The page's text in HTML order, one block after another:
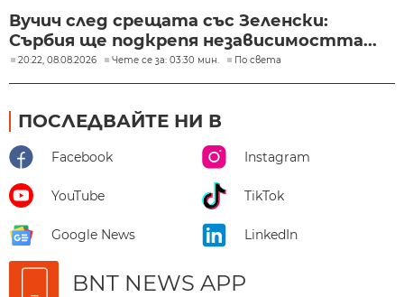
Вучич след срещата със Зеленски:
Сърбия ще подкрепя независимостта...
20:22, 08.08.2026 Чете се за: 03:30 мин. По света
ПОСЛЕДВАЙТЕ НИ В
Facebook Instagram
YouTube TikTok
Google News LinkedIn
BNT NEWS APP